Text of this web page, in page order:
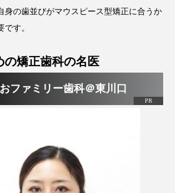
身の歯並びがマウスピース型矯正に合うか
す。
の矯正歯科の名医
ファミリー歯科＠東川口